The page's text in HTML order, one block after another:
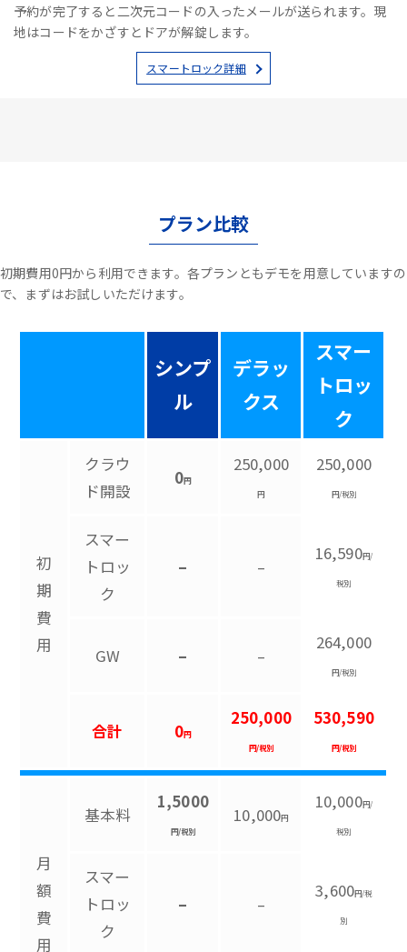
予約が完了すると二次元コードの入ったメールが送られます。現
地はコードをかざすとドアが解錠します。
スマートロック詳細
プラン比較
初期費用0円から利用できます。各プランともデモを用意していますの
で、まずはお試しいただけます。
シンプ
ル
デラッ
クス
スマー
トロッ
ク
初
期
費
用
クラウ
ド開設
0円
250,000
円
250,000
円/税別
スマー
トロッ
ク
– –
16,590円/
税別
GW – –
264,000
円/税別
合計 0円
250,000
円/税別
530,590
円/税別
月
額
費
用
基本料
1,5000
円/税別
10,000円
10,000円/
税別
スマー
トロッ
ク
– –
3,600円/税
別